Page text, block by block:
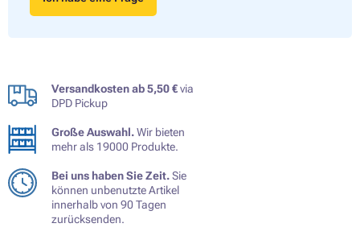
Versandkosten ab 5,50 €via
DPD Pickup
Große Auswahl.Wir bieten
mehr als 19000 Produkte.
Bei uns haben Sie Zeit.Sie
können unbenutzte Artikel
innerhalb von 90 Tagen
zurücksenden.